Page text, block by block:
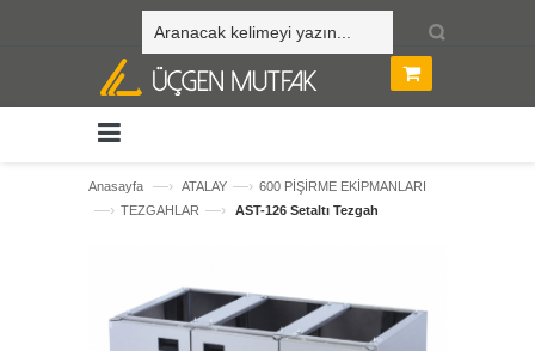
Anasayfa —› ATALAY —› 600 PİŞİRME EKİPMANLARI
—› TEZGAHLAR —› AST-126 Setaltı Tezgah